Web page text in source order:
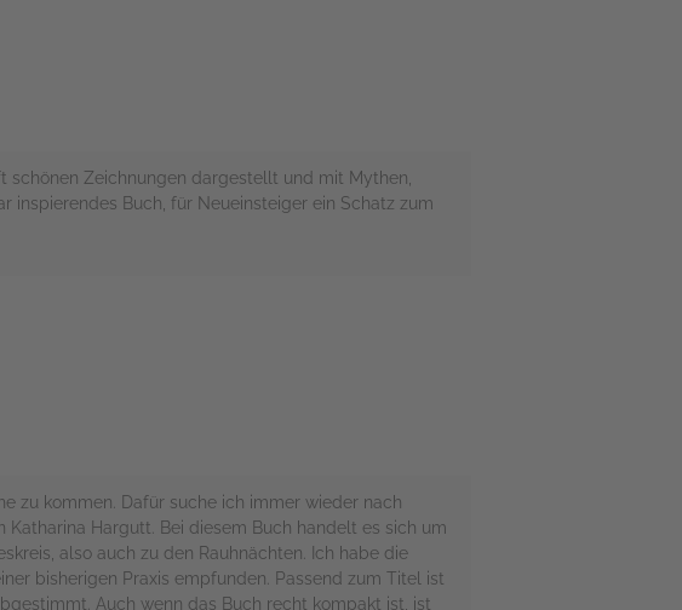
schönen Zeichnungen dargestellt und mit Mythen,
inspierendes Buch, für Neueinsteiger ein Schatz zum
zu kommen. Dafür suche ich immer wieder nach
Hargutt. Bei diesem Buch handelt es sich um
also auch zu den Rauhnächten. Ich habe die
bisherigen Praxis empfunden. Passend zum Titel ist
Auch wenn das Buch recht kompakt ist, ist